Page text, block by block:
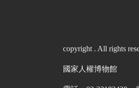
copyright . All rights
國家人權博物館